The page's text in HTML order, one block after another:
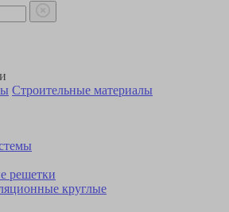
Строительные материалы
решетки
круглые